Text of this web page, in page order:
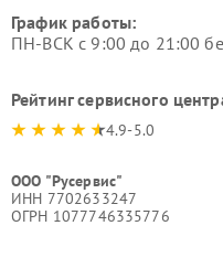
График работы:
ПН-ВСК с 9:00 до 21:00
Рейтинг сервисного
4.9-5.0
ООО "Русервис"
ИНН 7702633247
ОГРН 1077746335776